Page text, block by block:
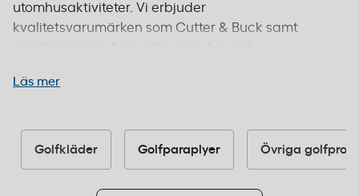
utomhusaktiviteter. Vi erbjuder
kvalitetsvarumärken som Cutter & Buck samt
för företag som vill ge bort uppskattade
väderbeständiga lösningar eller för kontor som
vill erbjuda personalen högkvalitativa paraplyer.
Flera av våra produkter är tillverkade enligt EU-
standarder för hållbarhet och kvalitet. Beställ före
Läs mer
Golfkläder Golfparaplyer Övriga